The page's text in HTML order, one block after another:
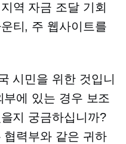
역 자금 조달 기회
티, 주 웹사이트를
시민을 위한 것입니
에 있는 경우 보조
지 궁금하십니까?
력부와 같은 귀하